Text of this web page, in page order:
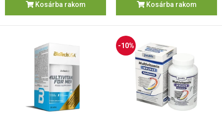
Kosárba rakom Kosárba rakom
-10%